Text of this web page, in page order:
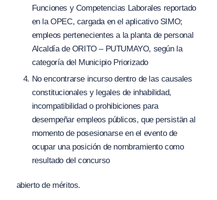
Funciones y Competencias Laborales reportado
en la OPEC, cargada en el aplicativo SIMO;
empleos pertenecientes a la planta de personal
Alcaldía de ORITO – PUTUMAYO, según la
categoría del Municipio Priorizado
No encontrarse incurso dentro de las causales
constitucionales y legales de inhabilidad,
incompatibilidad o prohibiciones para
desempeñar empleos públicos, que persistän al
momento de posesionarse en el evento de
ocupar una posición de nombramiento como
resultado del concurso
abierto de méritos.